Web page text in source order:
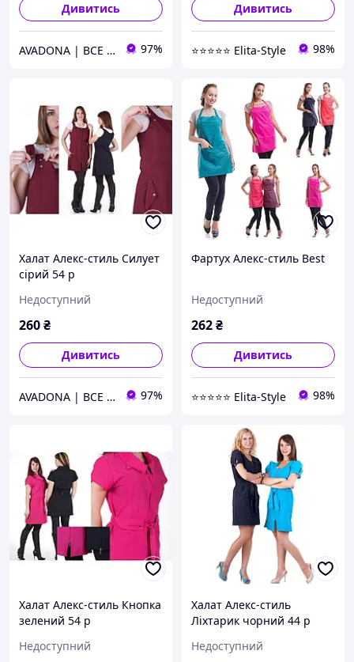
Дивитись
AVADONA | ВСЕ ДЛЯ КРАСИ 97%
Дивитись
⭐⭐⭐⭐⭐ Elita-Style 98%
Халат Алекс-стиль Силует
сірий 54 р
Недоступний
260₴
Дивитись
AVADONA | ВСЕ ДЛЯ КРАСИ 97%
Фартух Алекс-стиль Best
Недоступний
262₴
Дивитись
⭐⭐⭐⭐⭐ Elita-Style 98%
Халат Алекс-стиль Кнопка
зелений 54 р
Недоступний
Халат Алекс-стиль
Ліхтарик чорний 44 р
Недоступний